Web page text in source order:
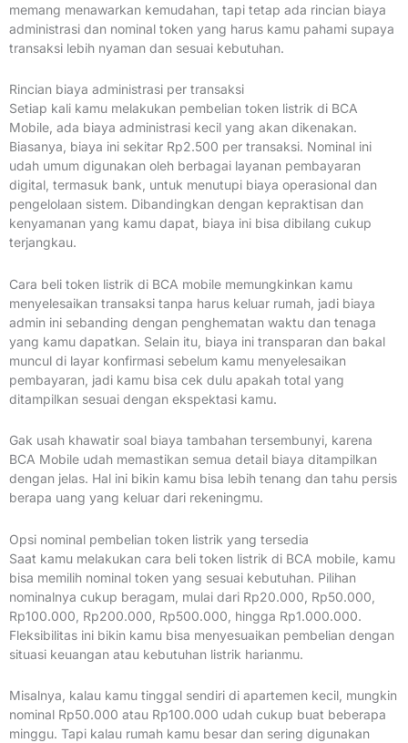
memang menawarkan kemudahan, tapi tetap ada rincian biaya
administrasi dan nominal token yang harus kamu pahami supaya
transaksi lebih nyaman dan sesuai kebutuhan.
Rincian biaya administrasi per transaksi
Setiap kali kamu melakukan pembelian token listrik di BCA
Mobile, ada biaya administrasi kecil yang akan dikenakan.
Biasanya, biaya ini sekitar Rp2.500 per transaksi. Nominal ini
udah umum digunakan oleh berbagai layanan pembayaran
digital, termasuk bank, untuk menutupi biaya operasional dan
pengelolaan sistem. Dibandingkan dengan kepraktisan dan
kenyamanan yang kamu dapat, biaya ini bisa dibilang cukup
terjangkau.
Cara beli token listrik di BCA mobile memungkinkan kamu
menyelesaikan transaksi tanpa harus keluar rumah, jadi biaya
admin ini sebanding dengan penghematan waktu dan tenaga
yang kamu dapatkan. Selain itu, biaya ini transparan dan bakal
muncul di layar konfirmasi sebelum kamu menyelesaikan
pembayaran, jadi kamu bisa cek dulu apakah total yang
ditampilkan sesuai dengan ekspektasi kamu.
Gak usah khawatir soal biaya tambahan tersembunyi, karena
BCA Mobile udah memastikan semua detail biaya ditampilkan
dengan jelas. Hal ini bikin kamu bisa lebih tenang dan tahu persis
berapa uang yang keluar dari rekeningmu.
Opsi nominal pembelian token listrik yang tersedia
Saat kamu melakukan cara beli token listrik di BCA mobile, kamu
bisa memilih nominal token yang sesuai kebutuhan. Pilihan
nominalnya cukup beragam, mulai dari Rp20.000, Rp50.000,
Rp100.000, Rp200.000, Rp500.000, hingga Rp1.000.000.
Fleksibilitas ini bikin kamu bisa menyesuaikan pembelian dengan
situasi keuangan atau kebutuhan listrik harianmu.
Misalnya, kalau kamu tinggal sendiri di apartemen kecil, mungkin
nominal Rp50.000 atau Rp100.000 udah cukup buat beberapa
minggu. Tapi kalau rumah kamu besar dan sering digunakan